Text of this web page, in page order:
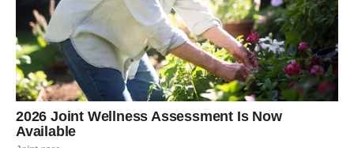
STRELAC – Nova vrata i novi
planovi
Strelac dobija priliku za promenu. Putovanje ili nova ideja
može vas inspirisati.
U ljubavi dolazi spontanost i uzbuđenje.